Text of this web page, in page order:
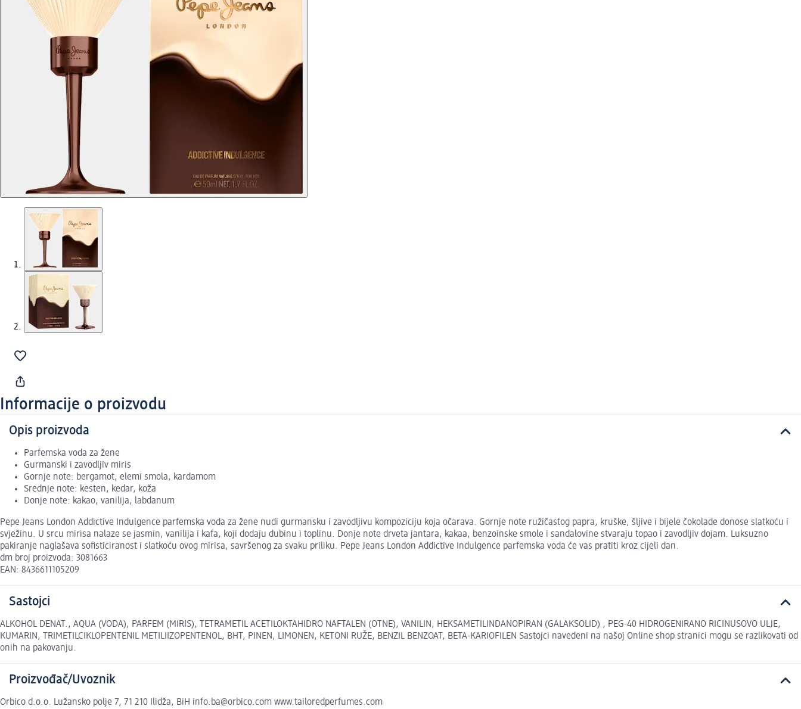
Informacije o proizvodu
Opis proizvoda
Parfemska voda za žene
Gurmanski i zavodljiv miris
Gornje note: bergamot, elemi smola, kardamom
Srednje note: kesten, kedar, koža
Donje note: kakao, vanilija, labdanum
Pepe Jeans London Addictive Indulgence parfemska voda za žene nudi gurmansku i zavodljivu kompoziciju koja očarava. Gornje note ružičastog papra, kruške, šljive i bijele čokolade donose slatkoću i
svježinu. U srcu mirisa nalaze se jasmin, vanilija i kafa, koji dodaju dubinu i toplinu. Donje note drveta jantara, kakaa, benzoinske smole i sandalovine stvaraju topao i zavodljiv dojam. Luksuzno
pakiranje naglašava sofisticiranost i slatkoću ovog mirisa, savršenog za svaku priliku. Pepe Jeans London Addictive Indulgence parfemska voda će vas pratiti kroz cijeli dan.
dm broj proizvoda: 3081663
EAN: 8436611105209
Sastojci
ALKOHOL DENAT., AQUA (VODA), PARFEM (MIRIS), TETRAMETIL ACETILOKTAHIDRO NAFTALEN (OTNE), VANILIN, HEKSAMETILINDANOPIRAN (GALAKSOLID) , PEG-40 HIDROGENIRANO RICINUSOVO ULJE,
KUMARIN, TRIMETILCIKLOPENTENIL METILIIZOPENTENOL, BHT, PINEN, LIMONEN, KETONI RUŽE, BENZIL BENZOAT, BETA-KARIOFILEN Sastojci navedeni na našoj Online shop stranici mogu se razlikovati od
onih na pakovanju.
Proizvođač/Uvoznik
Orbico d.o.o. Lužansko polje 7, 71 210 Ilidža, BiH info.ba@orbico.com www.tailoredperfumes.com